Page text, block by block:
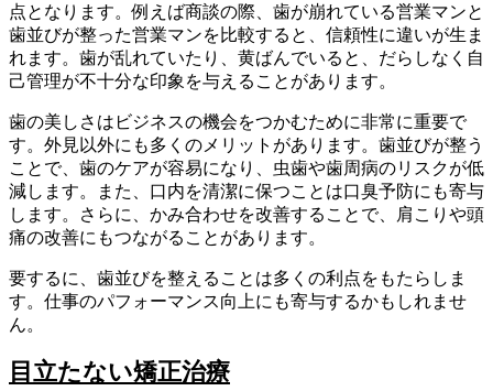
点となります。例えば商談の際、歯が崩れている営業マンと
歯並びが整った営業マンを比較すると、信頼性に違いが生ま
れます。歯が乱れていたり、黄ばんでいると、だらしなく自
己管理が不十分な印象を与えることがあります。
歯の美しさはビジネスの機会をつかむために非常に重要で
す。外見以外にも多くのメリットがあります。歯並びが整う
ことで、歯のケアが容易になり、虫歯や歯周病のリスクが低
減します。また、口内を清潔に保つことは口臭予防にも寄与
します。さらに、かみ合わせを改善することで、肩こりや頭
痛の改善にもつながることがあります。
要するに、歯並びを整えることは多くの利点をもたらしま
す。仕事のパフォーマンス向上にも寄与するかもしれませ
ん。
目立たない矯正治療